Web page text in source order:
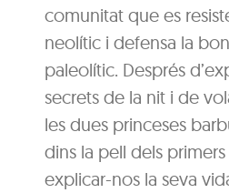
comunitat que es
neolític i defensa la
paleolític. Després
secrets de la nit i de
les dues princeses
dins la pell dels
explicar-nos la seva